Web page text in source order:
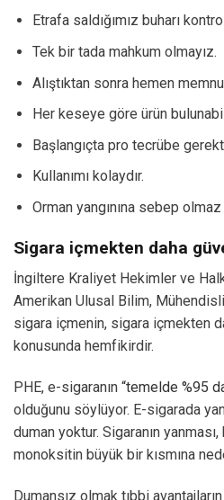
Etrafa saldığımız buharı
Tek bir tada mahkum olmayız.
Alıştıktan sonra hemen
Her keseye göre ürün
Başlangıçta pro tecrübe
Kullanımı kolaydır.
Orman yangınına sebep
Sigara içmekten daha
İngiltere Kraliyet Hekimler ve
Amerikan Ulusal Bilim,
sigara içmenin, sigara içmekten
konusunda hemfikirdir.
PHE, e-sigaranın “temelde %95
olduğunu söylüyor. E-sigarada
duman yoktur. Sigaranın
monoksitin büyük bir kısmına
Dumansız olmak tıbbi